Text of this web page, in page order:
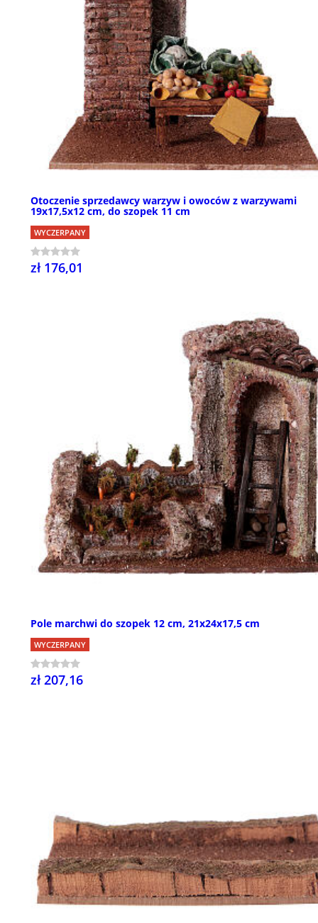
Otoczenie sprzedawcy warzyw i owoców z warzywami
19x17,5x12 cm, do szopek 11 cm
WYCZERPANY
zł 176,01
Pole marchwi do szopek 12 cm, 21x24x17,5 cm
WYCZERPANY
zł 207,16